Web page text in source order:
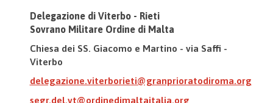
Delegazione di Viterbo - Rieti
Sovrano Militare Ordine di Malta
Chiesa dei SS. Giacomo e Martino - via Saffi -
Viterbo
delegazione.viterborieti@granprioratodiroma.org
segr.del.vt@ordinedimaltaitalia.org